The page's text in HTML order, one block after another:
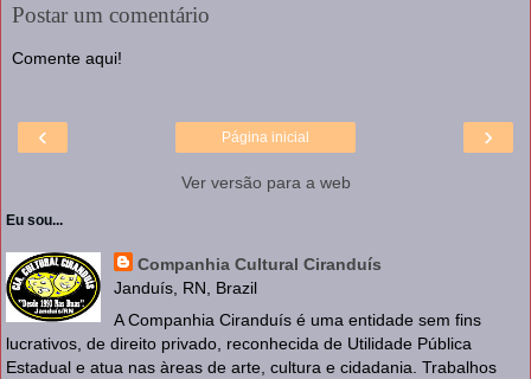
Postar um comentário
Comente aqui!
‹ ›
Página inicial
Ver versão para a web
Eu sou...
Companhia Cultural Ciranduís
Janduís, RN, Brazil
A Companhia Ciranduís é uma entidade sem fins
lucrativos, de direito privado, reconhecida de Utilidade Pública
Estadual e atua nas àreas de arte, cultura e cidadania. Trabalhos